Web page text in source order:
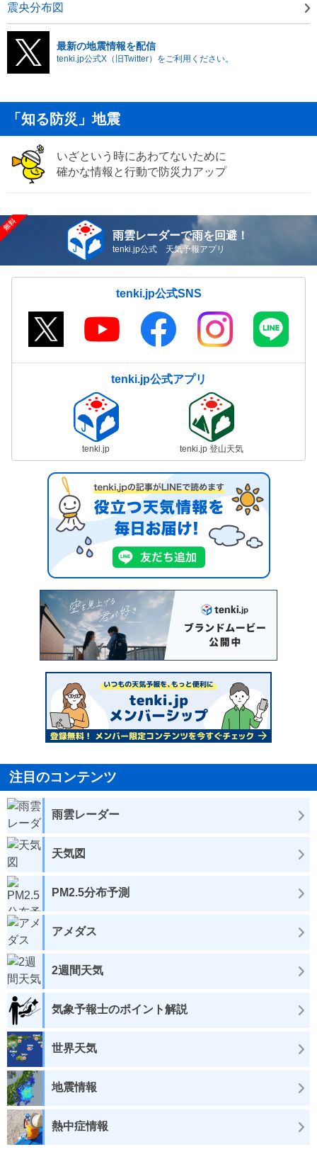
震央分布図
最新の地震情報を配信
tenki.jp公式X（旧Twitter）をご利用ください。
「知る防災」地震
いざという時にあわてないために
確かな情報と行動で防災力アップ
雨雲レーダーで雨を回避！
tenki.jp公式 天気予報アプリ
tenki.jp公式SNS
tenki.jp公式アプリ
tenki.jp tenki.jp 登山天気
注目のコンテンツ
雨雲レーダー
天気図
PM2.5分布予測
アメダス
2週間天気
気象予報士のポイント解説
世界天気
地震情報
熱中症情報